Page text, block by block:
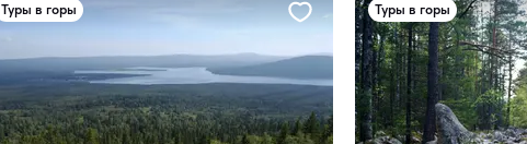
Туры в горы Туры в горы